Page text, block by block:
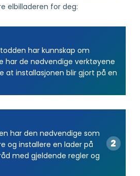
elbilladeren for deg:
har kunnskap om
har de nødvendige verktøyene
at installasjonen blir gjort på en
har den nødvendige som
og installere en lader på
med gjeldende regler og